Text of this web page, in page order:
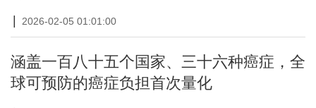
2026-02-05 01:01:00
涵盖一百八十五个国家、三十六种癌症，全
球可预防的癌症负担首次量化